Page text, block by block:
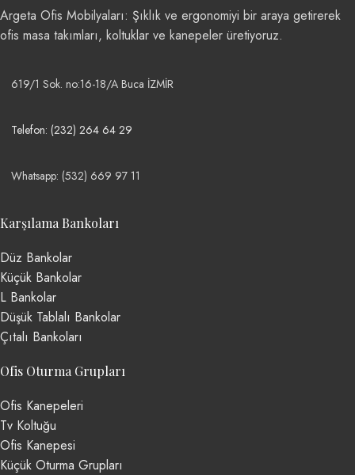
Argeta Ofis Mobilyaları: Şıklık ve ergonomiyi bir araya getirerek
ofis masa takımları, koltuklar ve kanepeler üretiyoruz.
619/1 Sok. no:16-18/A Buca İZMİR
Telefon: (232) 264 64 29
Whatsapp: (532) 669 97 11
Karşılama Bankoları
Düz Bankolar
Küçük Bankolar
L Bankolar
Düşük Tablalı Bankolar
Çıtalı Bankoları
Ofis Oturma Grupları
Ofis Kanepeleri
Tv Koltuğu
Ofis Kanepesi
Küçük Oturma Grupları